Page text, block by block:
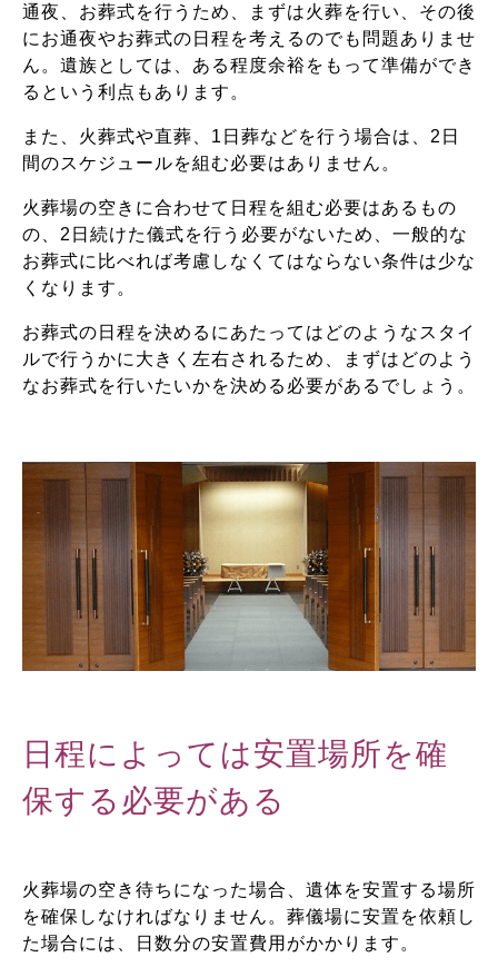
通夜、お葬式を行うため、まずは火葬を行い、その後
にお通夜やお葬式の日程を考えるのでも問題ありませ
ん。遺族としては、ある程度余裕をもって準備ができ
るという利点もあります。
また、火葬式や直葬、1日葬などを行う場合は、2日
間のスケジュールを組む必要はありません。
火葬場の空きに合わせて日程を組む必要はあるもの
の、2日続けた儀式を行う必要がないため、一般的な
お葬式に比べれば考慮しなくてはならない条件は少な
くなります。
お葬式の日程を決めるにあたってはどのようなスタイ
ルで行うかに大きく左右されるため、まずはどのよう
なお葬式を行いたいかを決める必要があるでしょう。
日程によっては安置場所を確
保する必要がある
火葬場の空き待ちになった場合、遺体を安置する場所
を確保しなければなりません。葬儀場に安置を依頼し
た場合には、日数分の安置費用がかかります。